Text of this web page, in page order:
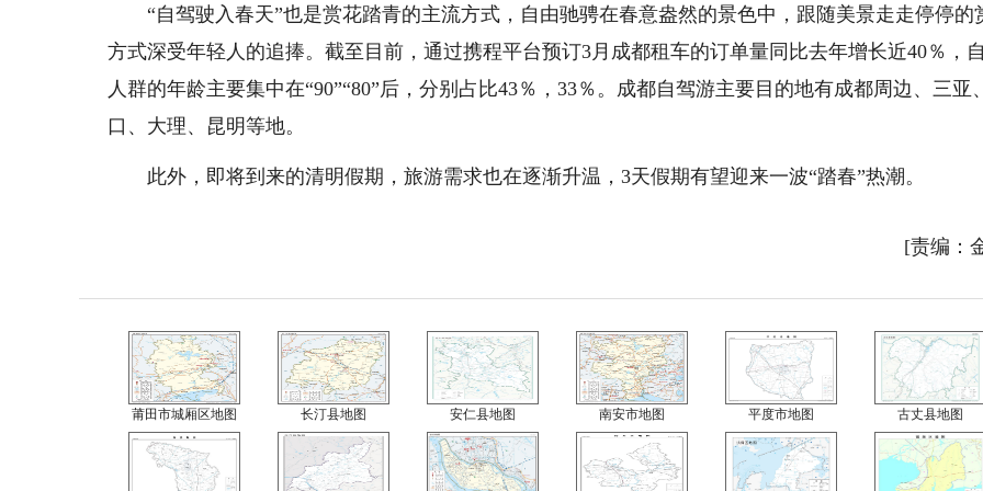
“自驾驶入春天”也是赏花踏青的主流方式，自由驰骋在春意盎然的景色中，跟随美景走走停停的
方式深受年轻人的追捧。截至目前，通过携程平台预订3月成都租车的订单量同比去年增长近40％，
人群的年龄主要集中在“90”“80”后，分别占比43％，33％。成都自驾游主要目的地有成都周边、三亚
口、大理、昆明等地。
此外，即将到来的清明假期，旅游需求也在逐渐升温，3天假期有望迎来一波“踏春”热潮。
[责编：
莆田市城厢区地图 长汀县地图 安仁县地图 南安市地图 平度市地图 古丈县地图